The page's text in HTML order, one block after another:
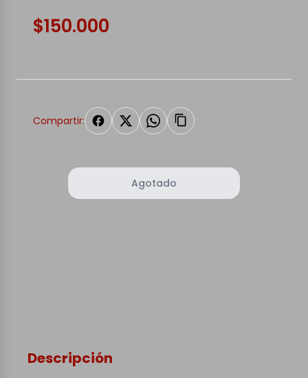
$150.000
Compartir:
Agotado
Descripción